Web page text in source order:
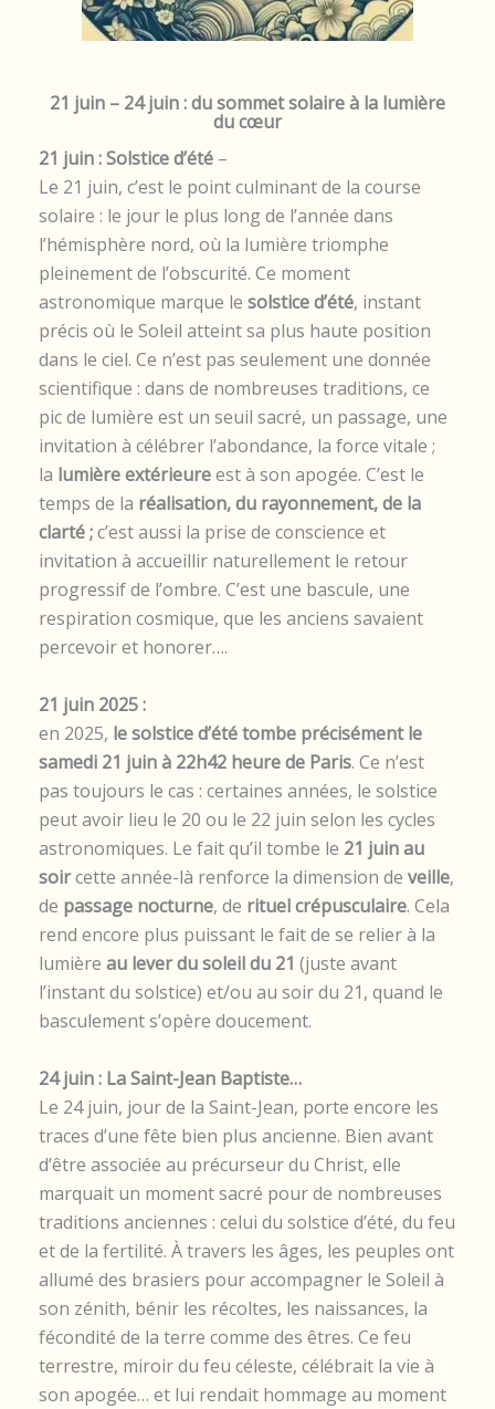
21 juin – 24 juin : du sommet solaire à la lumière
du cœur
21 juin : Solstice d’été–
Le 21 juin, c’est le point culminant de la course
solaire : le jour le plus long de l’année dans
l’hémisphère nord, où la lumière triomphe
pleinement de l’obscurité. Ce moment
astronomique marque le solstice d’été, instant
précis où le Soleil atteint sa plus haute position
dans le ciel. Ce n’est pas seulement une donnée
scientifique : dans de nombreuses traditions, ce
pic de lumière est un seuil sacré, un passage, une
invitation à célébrer l’abondance, la force vitale ;
la lumière extérieureest à son apogée. C’est le
temps de la réalisation, du rayonnement, de la
clarté ;c’est aussi la prise de conscience et
invitation à accueillir naturellement le retour
progressif de l’ombre. C’est une bascule, une
respiration cosmique, que les anciens savaient
percevoir et honorer….
21 juin 2025 :
en 2025, le solstice d’été tombe précisément le
samedi 21 juin à 22h42 heure de Paris. Ce n’est
pas toujours le cas : certaines années, le solstice
peut avoir lieu le 20 ou le 22 juin selon les cycles
astronomiques. Le fait qu’il tombe le 21 juin au
soircette année-là renforce la dimension de veille,
de passage nocturne, de rituel crépusculaire. Cela
rend encore plus puissant le fait de se relier à la
lumière au lever du soleil du 21 (juste avant
l’instant du solstice) et/ou au soir du 21, quand le
basculement s’opère doucement.
24 juin : La Saint-Jean Baptiste…
Le 24 juin, jour de la Saint-Jean, porte encore les
traces d’une fête bien plus ancienne. Bien avant
d’être associée au précurseur du Christ, elle
marquait un moment sacré pour de nombreuses
traditions anciennes : celui du solstice d’été, du feu
et de la fertilité. À travers les âges, les peuples ont
allumé des brasiers pour accompagner le Soleil à
son zénith, bénir les récoltes, les naissances, la
fécondité de la terre comme des êtres. Ce feu
terrestre, miroir du feu céleste, célébrait la vie à
son apogée… et lui rendait hommage au moment